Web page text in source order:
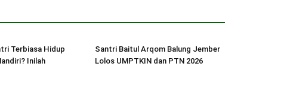
Terbiasa Hidup
Inilah
Santri Baitul Arqom Balung Jember
Lolos UMPTKIN dan PTN 2026